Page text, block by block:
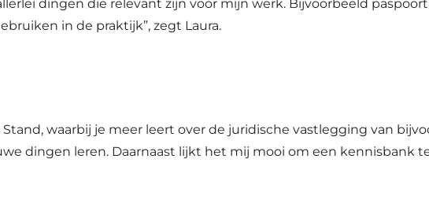
dingen die relevant zijn voor mijn werk. Bijvoorbeeld
in de praktijk”, zegt Laura.
waarbij je meer leert over de juridische vastlegging van
dingen leren. Daarnaast lijkt het mij mooi om een kennisbank te